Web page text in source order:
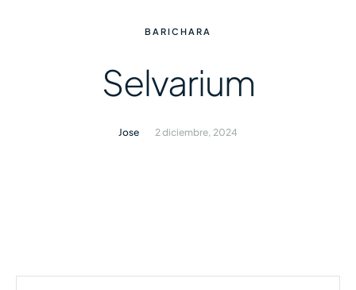
BARICHARA
Selvarium
Jose 2 diciembre, 2024